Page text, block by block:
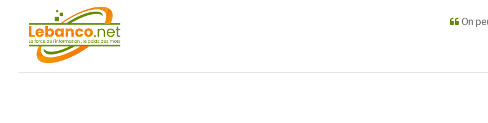
On